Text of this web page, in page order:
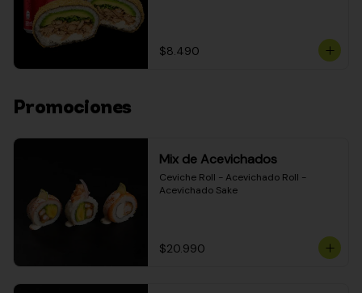
$8.490
Promociones
Mix de Acevichados
Ceviche Roll - Acevichado Roll -
Acevichado Sake
$20.990